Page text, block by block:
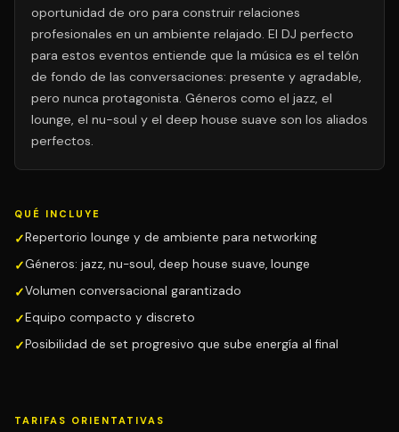
oportunidad de oro para construir relaciones
profesionales en un ambiente relajado. El DJ perfecto
para estos eventos entiende que la música es el telón
de fondo de las conversaciones: presente y agradable,
pero nunca protagonista. Géneros como el jazz, el
lounge, el nu-soul y el deep house suave son los aliados
perfectos.
QUÉ INCLUYE
Repertorio lounge y de ambiente para networking
Géneros: jazz, nu-soul, deep house suave, lounge
Volumen conversacional garantizado
Equipo compacto y discreto
Posibilidad de set progresivo que sube energía al final
TARIFAS ORIENTATIVAS